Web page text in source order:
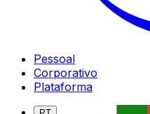
Pessoal
Corporativo
Plataforma